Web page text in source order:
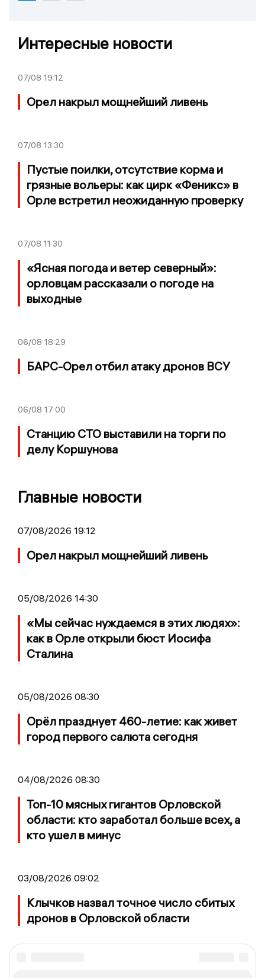
Интересные новости
07/08 19:12
Орел накрыл мощнейший ливень
07/08 13:30
Пустые поилки, отсутствие корма и
грязные вольеры: как цирк «Феникс» в
Орле встретил неожиданную проверку
07/08 11:30
«Ясная погода и ветер северный»:
орловцам рассказали о погоде на
выходные
06/08 18:29
БАРС-Орел отбил атаку дронов ВСУ
06/08 17:00
Станцию СТО выставили на торги по
делу Коршунова
Главные новости
07/08/2026 19:12
Орел накрыл мощнейший ливень
05/08/2026 14:30
«Мы сейчас нуждаемся в этих людях»:
как в Орле открыли бюст Иосифа
Сталина
05/08/2026 08:30
Орёл празднует 460-летие: как живет
город первого салюта сегодня
04/08/2026 08:30
Топ-10 мясных гигантов Орловской
области: кто заработал больше всех, а
кто ушел в минус
03/08/2026 09:02
Клычков назвал точное число сбитых
дронов в Орловской области